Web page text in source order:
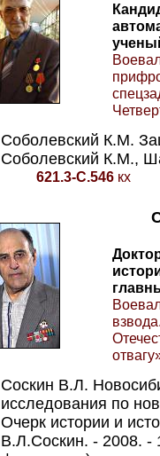
Соболевский К.М.
Соболевский К.М.,
621.3-С.546кх
Соскин В.Л.
исследования по
Очерк истории и
В.Л.Соскин. - 2008. -